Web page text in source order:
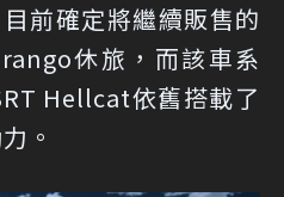
前確定將繼續販售的
休旅，而該車系
Hellcat依舊搭載了
。